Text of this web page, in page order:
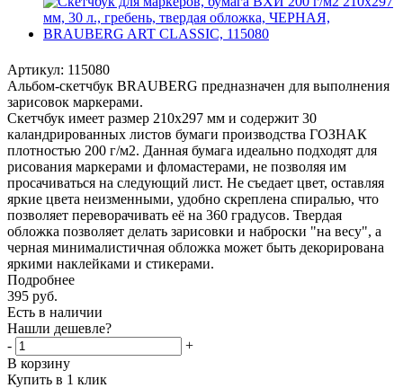
Артикул: 115080
Альбом-скетчбук BRAUBERG предназначен для выполнения
зарисовок маркерами.
Скетчбук имеет размер 210х297 мм и содержит 30
каландрированных листов бумаги производства ГОЗНАК
плотностью 200 г/м2. Данная бумага идеально подходят для
рисования маркерами и фломастерами, не позволяя им
просачиваться на следующий лист. Не съедает цвет, оставляя
яркие цвета неизменными, удобно скреплена спиралью, что
позволяет переворачивать её на 360 градусов. Твердая
обложка позволяет делать зарисовки и наброски "на весу", а
черная минималистичная обложка может быть декорирована
яркими наклейками и стикерами.
Подробнее
395 руб.
Есть в наличии
Нашли дешевле?
-
+
В корзину
Купить в 1 клик